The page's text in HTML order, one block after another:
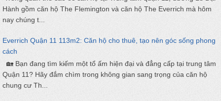
Hành gồm căn hộ The Flemington và căn hộ The Everrich mà hôm
nay chúng t...
Everrich Quận 11 113m2: Căn hộ cho thuê, tạo nên góc sống phong
cách
🏡 Bạn đang tìm kiếm một tổ ấm hiện đại và đẳng cấp tại trung tâm
Quận 11? Hãy đắm chìm trong không gian sang trọng của căn hộ
chung cư Th...